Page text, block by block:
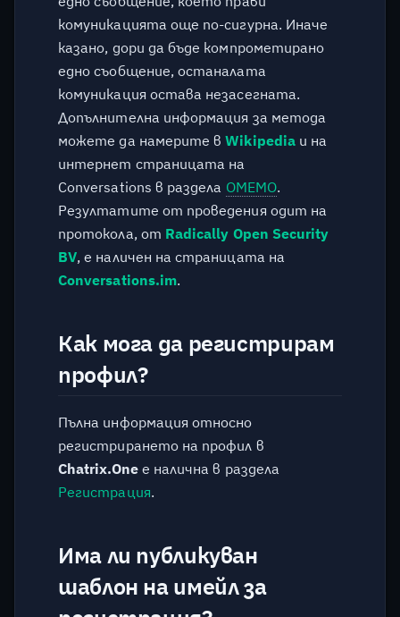
на услугата?
Мога ли да подам сигнал за
нарушение на правилата
за ползване на услугата?
Защо е изтрит профилът
Как да възстановя
изтрит профил?
Ще разберете ли, ако
Достъпна ли е услугата
извън България?
Къде мога да следя за
настъпили инциденти?
Каква технологична база
Налична ли е техническа
информация за услугата?
комуникацията още по-сигурна. Иначе
казано, дори да бъде компрометирано
едно съобщение, останалата
комуникация остава незасегната.
Допълнителна информация за метода
можете да намерите вWikipediaи на
интернет страницата на
Conversations в раздела OMEMO.
Резултатите от проведения одит на
протокола, от Radically Open Security
BV, е наличен на страницата на
Conversations.im.
Как мога да регистрирам
профил?
Пълна информация относно
регистрирането на профил в
Chatrix.Oneе налична в раздела
Регистрация.
Има ли публикуван
шаблон на имейл за